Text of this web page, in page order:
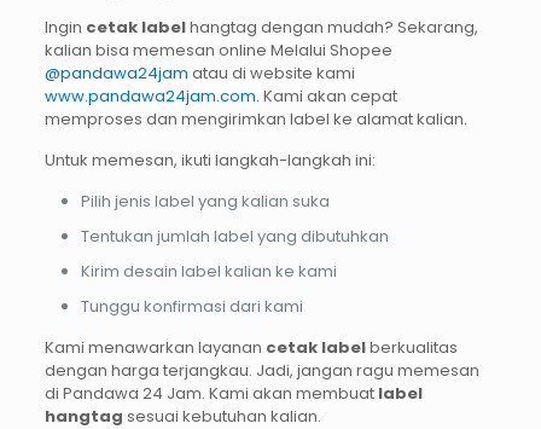
Ingin cetak labelhangtag dengan mudah? Sekarang,
kalian bisa memesan online Melalui Shopee
@pandawa24jam atau di website kami
www.pandawa24jam.com. Kami akan cepat
memproses dan mengirimkan label ke alamat kalian.
Untuk memesan, ikuti langkah-langkah ini:
Pilih jenis label yang kalian suka
Tentukan jumlah label yang dibutuhkan
Kirim desain label kalian ke kami
Tunggu konfirmasi dari kami
Kami menawarkan layanan cetak labelberkualitas
dengan harga terjangkau. Jadi, jangan ragu memesan
di Pandawa 24 Jam. Kami akan membuat label
hangtag sesuai kebutuhan kalian.